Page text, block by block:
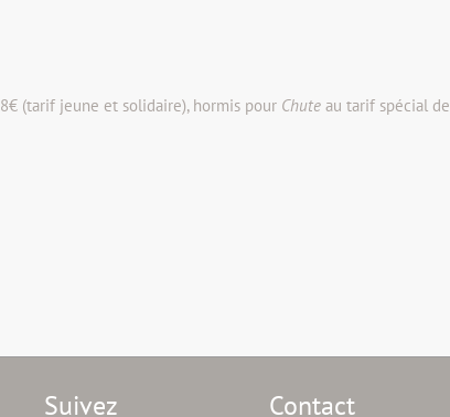
(tarif jeune et solidaire), hormis pour Chute au tarif spécial de
Suivez Contact